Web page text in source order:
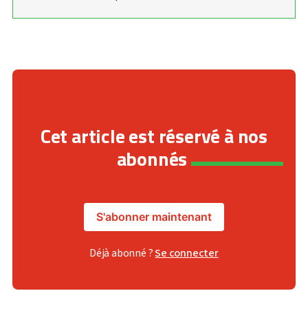
Cet article est réservé à nos
abonnés
S'abonner maintenant
Déjà abonné ?Se connecter